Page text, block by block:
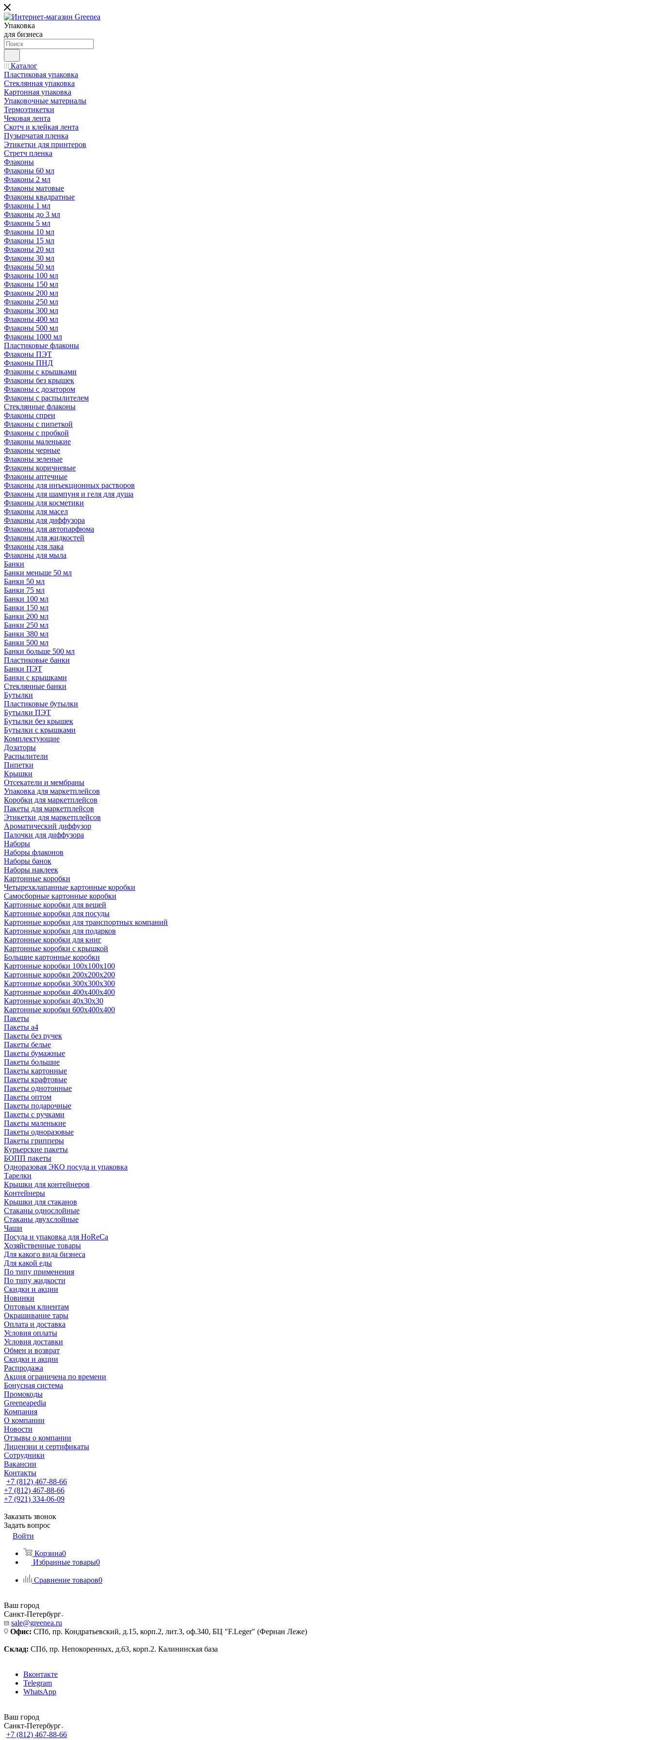
Упаковка
для бизнеса
Каталог
Пластиковая упаковка
Стеклянная упаковка
Картонная упаковка
Упаковочные материалы
Термоэтикетки
Чековая лента
Скотч и клейкая лента
Пузырчатая пленка
Этикетки для принтеров
Стретч пленка
Флаконы
Флаконы 60 мл
Флаконы 2 мл
Флаконы матовые
Флаконы квадратные
Флаконы 1 мл
Флаконы до 3 мл
Флаконы 5 мл
Флаконы 10 мл
Флаконы 15 мл
Флаконы 20 мл
Флаконы 30 мл
Флаконы 50 мл
Флаконы 100 мл
Флаконы 150 мл
Флаконы 200 мл
Флаконы 250 мл
Флаконы 300 мл
Флаконы 400 мл
Флаконы 500 мл
Флаконы 1000 мл
Пластиковые флаконы
Флаконы ПЭТ
Флаконы ПНД
Флаконы с крышками
Флаконы без крышек
Флаконы с дозатором
Флаконы с распылителем
Стеклянные флаконы
Флаконы cпреи
Флаконы с пипеткой
Флаконы с пробкой
Флаконы маленькие
Флаконы черные
Флаконы зеленые
Флаконы коричневые
Флаконы аптечные
Флаконы для инъекционных растворов
Флаконы для шампуня и геля для душа
Флаконы для косметики
Флаконы для масел
Флаконы для диффузора
Флаконы для автопарфюма
Флаконы для жидкостей
Флаконы для лака
Флаконы для мыла
Банки
Банки меньше 50 мл
Банки 50 мл
Банки 75 мл
Банки 100 мл
Банки 150 мл
Банки 200 мл
Банки 250 мл
Банки 380 мл
Банки 500 мл
Банки больше 500 мл
Пластиковые банки
Банки ПЭТ
Банки с крышками
Стеклянные банки
Бутылки
Пластиковые бутылки
Бутылки ПЭТ
Бутылки без крышек
Бутылки с крышками
Комплектующие
Дозаторы
Распылители
Пипетки
Крышки
Отсекатели и мембраны
Упаковка для маркетплейсов
Коробки для маркетплейсов
Пакеты для маркетплейсов
Этикетки для маркетплейсов
Ароматический диффузор
Палочки для диффузора
Наборы
Наборы флаконов
Наборы банок
Наборы наклеек
Картонные коробки
Четырехклапанные картонные коробки
Самосборные картонные коробки
Картонные коробки для вещей
Картонные коробки для посуды
Картонные коробки для транспортных компаний
Картонные коробки для подарков
Картонные коробки для книг
Картонные коробки с крышкой
Большие картонные коробки
Картонные коробки 100x100x100
Картонные коробки 200x200x200
Картонные коробки 300x300x300
Картонные коробки 400x400x400
Картонные коробки 40x30x30
Картонные коробки 600x400x400
Пакеты
Пакеты а4
Пакеты без ручек
Пакеты белые
Пакеты бумажные
Пакеты большие
Пакеты картонные
Пакеты крафтовые
Пакеты однотонные
Пакеты оптом
Пакеты подарочные
Пакеты с ручками
Пакеты маленькие
Пакеты одноразовые
Пакеты грипперы
Курьерские пакеты
БОПП пакеты
Одноразовая ЭКО посуда и упаковка
Тарелки
Крышки для контейнеров
Контейнеры
Крышки для стаканов
Стаканы однослойные
Стаканы двухслойные
Чаши
Посуда и упаковка для HoReCa
Хозяйственные товары
Для какого вида бизнеса
Для какой еды
По типу применения
По типу жидкости
Скидки и акции
Новинки
Оптовым клиентам
Окрашивание тары
Оплата и доставка
Условия оплаты
Условия доставки
Обмен и возврат
Скидки и акции
Распродажа
Акция ограничена по времени
Бонусная система
Промокоды
Greeneapedia
Компания
О компании
Новости
Отзывы о компании
Лицензии и сертификаты
Сотрудники
Вакансии
Контакты
+7 (812) 467-88-66
+7 (812) 467-88-66
+7 (921) 334-06-09
Заказать звонок
Задать вопрос
Войти
Корзина0
Избранные товары0
Сравнение товаров0
Ваш город
Санкт-Петербург
sale@greenea.ru
Офис: СПб, пр. Кондратьевский, д.15, корп.2, лит.3, оф.340, БЦ "F.Leger" (Фернан Леже)
Склад: СПб, пр. Непокоренных, д.63, корп.2. Калининская база
Вконтакте
Telegram
WhatsApp
Ваш город
Санкт-Петербург
+7 (812) 467-88-66